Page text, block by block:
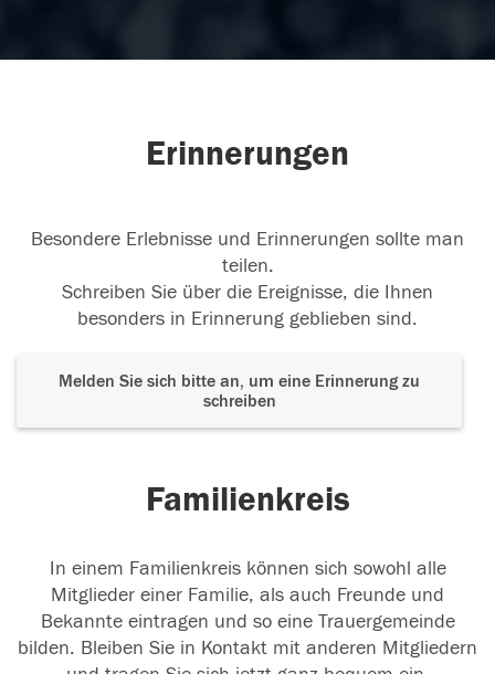
Erinnerungen
Besondere Erlebnisse und Erinnerungen sollte man
teilen.
Schreiben Sie über die Ereignisse, die Ihnen
besonders in Erinnerung geblieben sind.
Melden Sie sich bitte an, um eine Erinnerung zu
schreiben
Familienkreis
In einem Familienkreis können sich sowohl alle
Mitglieder einer Familie, als auch Freunde und
Bekannte eintragen und so eine Trauergemeinde
bilden. Bleiben Sie in Kontakt mit anderen Mitgliedern